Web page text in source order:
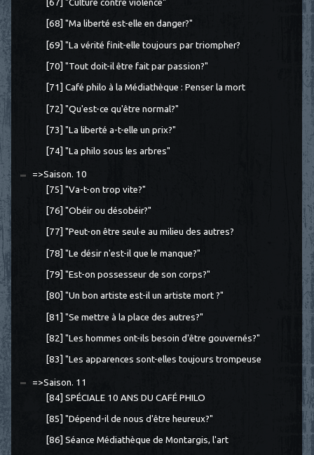
[67] "Culture contre violence"
[68] "Ma liberté est-elle en danger?"
[69] "La vérité finit-elle toujours par triompher?
[70] "Tout doit-il être fait par passion?"
[71] Café philo à la Médiathèque : Penser la mort
[72] "Qu'est-ce qu'être normal?"
[73] "La liberté a-t-elle un prix?"
[74] "La philo sous les arbres"
=>Saison. 10
[75] "Va-t-on trop vite?"
[76] "Obéir ou désobéir?"
[77] "Peut-on être seul·e au milieu des autres?
[78] "Le désir n'est-il que le manque?"
[79] "Est-on possesseur de son corps?"
[80] "Un bon artiste est-il un artiste mort ?"
[81] "Se mettre à la place des autres?"
[82] "Les hommes ont-ils besoin d'être gouvernés?"
[83] "Les apparences sont-elles toujours trompeuse
=>Saison. 11
[84] SPÉCIALE 10 ANS DU CAFÉ PHILO
[85] "Dépend-il de nous d'être heureux?"
[86] Séance Médiathèque de Montargis, l'art